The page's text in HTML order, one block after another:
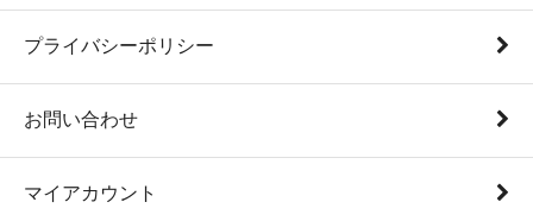
プライバシーポリシー
お問い合わせ
マイアカウント